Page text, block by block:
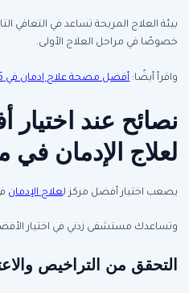
بيئة العلاج المريحة تساعد في التعافي
خصوصًا في مراحل العلاج الأولى.
واقرأ أيضًا: أفضل مصحة علاج إدمان في 6 أكتوبر
نصائح عند
لعلاج الإدمان
يصعب اختيار أفضل مركز لعلاج الإدمان
وتساعدك مستشفى زدني في اختيار
التحقق من التراخيص